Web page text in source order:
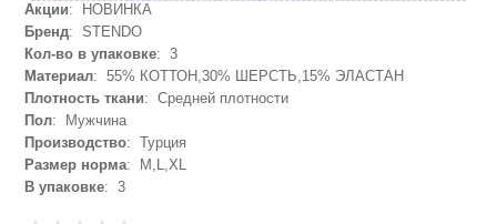
Акции: НОВИНКА
Бренд: STENDO
Кол-во в упаковке: 3
Материал: 55% КОТТОН,30% ШЕРСТЬ,15% ЭЛАСТАН
Плотность ткани: Средней плотности
Пол: Мужчина
Производство: Турция
Размер норма: M,L,XL
В упаковке: 3